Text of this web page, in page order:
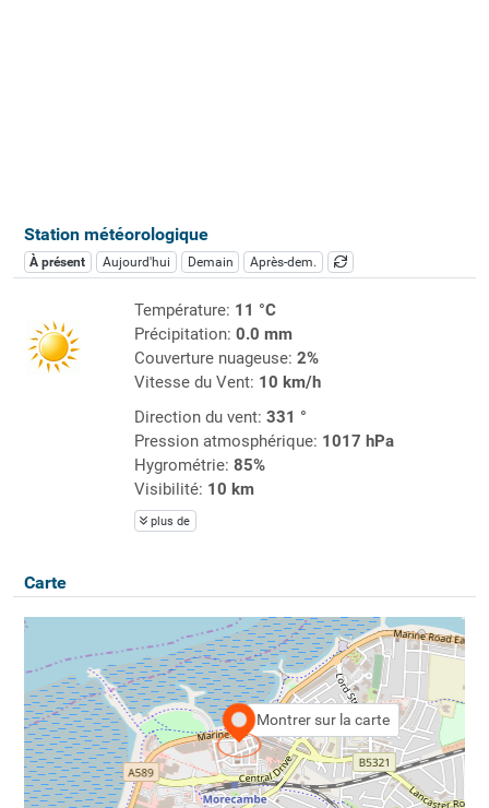
Station météorologique
À présent Aujourd'hui Demain Après-dem.
Température: 11 °C
Précipitation: 0.0 mm
Couverture nuageuse: 2%
Vitesse du Vent: 10 km/h
Direction du vent: 331 °
Pression atmosphérique: 1017 hPa
Hygrométrie: 85%
Visibilité: 10 km
plus de
Carte
Montrer sur la carte